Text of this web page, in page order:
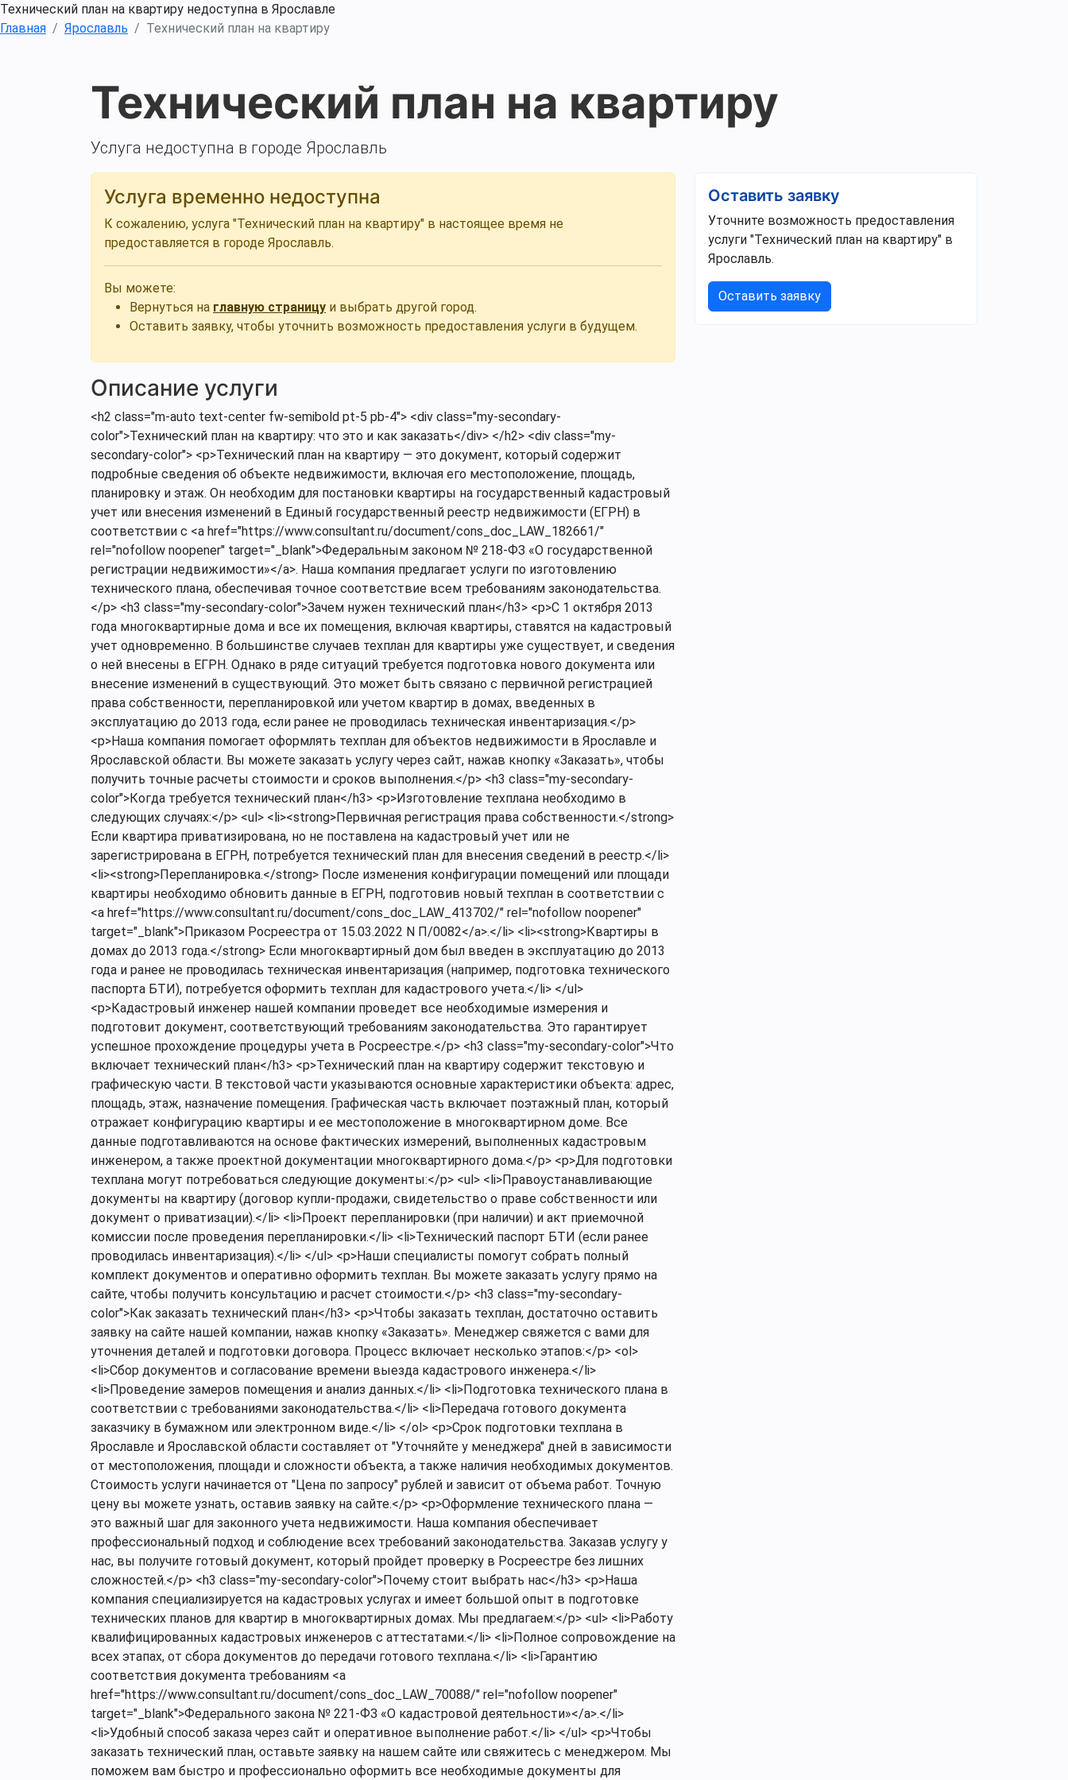
Технический план на квартиру недоступна в Ярославле
Главная
Ярославль Технический план на квартиру
Технический план на квартиру
Услуга недоступна в городе Ярославль
Услуга временно недоступна
К сожалению, услуга "Технический план на квартиру" в настоящее время не
предоставляется в городе Ярославль.
Вы можете:
Вернуться на главную страницу и выбрать другой город.
Оставить заявку, чтобы уточнить возможность предоставления услуги в будущем.
Описание услуги
<h2 class="m-auto text-center fw-semibold pt-5 pb-4"> <div class="my-secondary-
color">Технический план на квартиру: что это и как заказать</div> </h2> <div class="my-
secondary-color"> <p>Технический план на квартиру — это документ, который содержит
подробные сведения об объекте недвижимости, включая его местоположение, площадь,
планировку и этаж. Он необходим для постановки квартиры на государственный кадастровый
учет или внесения изменений в Единый государственный реестр недвижимости (ЕГРН) в
соответствии с <a href="https://www.consultant.ru/document/cons_doc_LAW_182661/"
rel="nofollow noopener" target="_blank">Федеральным законом № 218-ФЗ «О государственной
регистрации недвижимости»</a>. Наша компания предлагает услуги по изготовлению
технического плана, обеспечивая точное соответствие всем требованиям законодательства.
</p> <h3 class="my-secondary-color">Зачем нужен технический план</h3> <p>С 1 октября 2013
года многоквартирные дома и все их помещения, включая квартиры, ставятся на кадастровый
учет одновременно. В большинстве случаев техплан для квартиры уже существует, и сведения
о ней внесены в ЕГРН. Однако в ряде ситуаций требуется подготовка нового документа или
внесение изменений в существующий. Это может быть связано с первичной регистрацией
права собственности, перепланировкой или учетом квартир в домах, введенных в
эксплуатацию до 2013 года, если ранее не проводилась техническая инвентаризация.</p>
<p>Наша компания помогает оформлять техплан для объектов недвижимости в Ярославле и
Ярославской области. Вы можете заказать услугу через сайт, нажав кнопку «Заказать», чтобы
получить точные расчеты стоимости и сроков выполнения.</p> <h3 class="my-secondary-
color">Когда требуется технический план</h3> <p>Изготовление техплана необходимо в
следующих случаях:</p> <ul> <li><strong>Первичная регистрация права собственности.</strong>
Если квартира приватизирована, но не поставлена на кадастровый учет или не
зарегистрирована в ЕГРН, потребуется технический план для внесения сведений в реестр.</li>
<li><strong>Перепланировка.</strong> После изменения конфигурации помещений или площади
квартиры необходимо обновить данные в ЕГРН, подготовив новый техплан в соответствии с
<a href="https://www.consultant.ru/document/cons_doc_LAW_413702/" rel="nofollow noopener"
target="_blank">Приказом Росреестра от 15.03.2022 N П/0082</a>.</li> <li><strong>Квартиры в
домах до 2013 года.</strong> Если многоквартирный дом был введен в эксплуатацию до 2013
года и ранее не проводилась техническая инвентаризация (например, подготовка технического
паспорта БТИ), потребуется оформить техплан для кадастрового учета.</li> </ul>
<p>Кадастровый инженер нашей компании проведет все необходимые измерения и
подготовит документ, соответствующий требованиям законодательства. Это гарантирует
успешное прохождение процедуры учета в Росреестре.</p> <h3 class="my-secondary-color">Что
включает технический план</h3> <p>Технический план на квартиру содержит текстовую и
графическую части. В текстовой части указываются основные характеристики объекта: адрес,
площадь, этаж, назначение помещения. Графическая часть включает поэтажный план, который
отражает конфигурацию квартиры и ее местоположение в многоквартирном доме. Все
данные подготавливаются на основе фактических измерений, выполненных кадастровым
инженером, а также проектной документации многоквартирного дома.</p> <p>Для подготовки
техплана могут потребоваться следующие документы:</p> <ul> <li>Правоустанавливающие
документы на квартиру (договор купли-продажи, свидетельство о праве собственности или
документ о приватизации).</li> <li>Проект перепланировки (при наличии) и акт приемочной
комиссии после проведения перепланировки.</li> <li>Технический паспорт БТИ (если ранее
проводилась инвентаризация).</li> </ul> <p>Наши специалисты помогут собрать полный
комплект документов и оперативно оформить техплан. Вы можете заказать услугу прямо на
сайте, чтобы получить консультацию и расчет стоимости.</p> <h3 class="my-secondary-
color">Как заказать технический план</h3> <p>Чтобы заказать техплан, достаточно оставить
заявку на сайте нашей компании, нажав кнопку «Заказать». Менеджер свяжется с вами для
уточнения деталей и подготовки договора. Процесс включает несколько этапов:</p> <ol>
<li>Сбор документов и согласование времени выезда кадастрового инженера.</li>
<li>Проведение замеров помещения и анализ данных.</li> <li>Подготовка технического плана в
соответствии с требованиями законодательства.</li> <li>Передача готового документа
заказчику в бумажном или электронном виде.</li> </ol> <p>Срок подготовки техплана в
Ярославле и Ярославской области составляет от "Уточняйте у менеджера" дней в зависимости
от местоположения, площади и сложности объекта, а также наличия необходимых документов.
Стоимость услуги начинается от "Цена по запросу" рублей и зависит от объема работ. Точную
цену вы можете узнать, оставив заявку на сайте.</p> <p>Оформление технического плана —
это важный шаг для законного учета недвижимости. Наша компания обеспечивает
профессиональный подход и соблюдение всех требований законодательства. Заказав услугу у
нас, вы получите готовый документ, который пройдет проверку в Росреестре без лишних
сложностей.</p> <h3 class="my-secondary-color">Почему стоит выбрать нас</h3> <p>Наша
компания специализируется на кадастровых услугах и имеет большой опыт в подготовке
технических планов для квартир в многоквартирных домах. Мы предлагаем:</p> <ul> <li>Работу
квалифицированных кадастровых инженеров с аттестатами.</li> <li>Полное сопровождение на
всех этапах, от сбора документов до передачи готового техплана.</li> <li>Гарантию
соответствия документа требованиям <a
href="https://www.consultant.ru/document/cons_doc_LAW_70088/" rel="nofollow noopener"
target="_blank">Федерального закона № 221-ФЗ «О кадастровой деятельности»</a>.</li>
<li>Удобный способ заказа через сайт и оперативное выполнение работ.</li> </ul> <p>Чтобы
заказать технический план, оставьте заявку на нашем сайте или свяжитесь с менеджером. Мы
поможем вам быстро и профессионально оформить все необходимые документы для
Оставить заявку
Уточните возможность предоставления
услуги "Технический план на квартиру" в
Ярославль.
Оставить заявку